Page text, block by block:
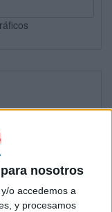
nosotros
o accedemos a
y procesamos